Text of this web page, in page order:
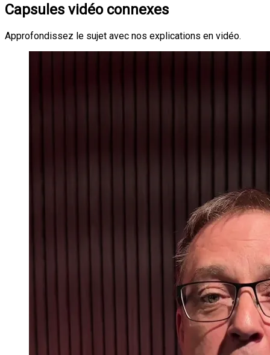
Capsules vidéo connexes
Approfondissez le sujet avec nos explications en vidéo.